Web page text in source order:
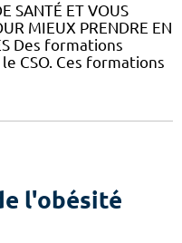
SANTÉ ET VOUS
MIEUX PRENDRE EN
Des formations
CSO. Ces formations
l'obésité